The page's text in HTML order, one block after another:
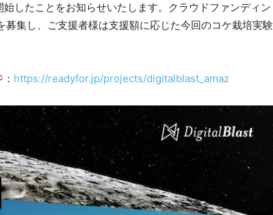
したことをお知らせいたします。クラウドファンディン
募集し、ご支援者様は支援額に応じた今回のコケ栽培実験
https://readyfor.jp/projects/digitalblast_amaz